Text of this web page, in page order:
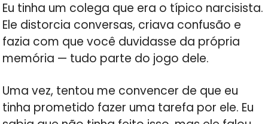
Eu tinha um colega que era o típico narcisista.
Ele distorcia conversas, criava confusão e
fazia com que você duvidasse da própria
memória — tudo parte do jogo dele.
Uma vez, tentou me convencer de que eu
tinha prometido fazer uma tarefa por ele. Eu